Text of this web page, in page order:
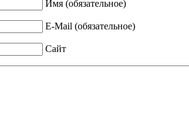
Имя (обязательное)
E-Mail (обязательное)
Сайт